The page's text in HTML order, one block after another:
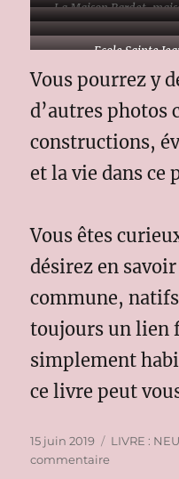
La Maison Bardet,
Ecole Sainte
Vous pourrez y
d’autres photos
constructions,
et la vie dans ce
Vous êtes
désirez en
commune,
toujours un lien
simplement
ce livre peut
Publié
le
15 juin 2019 Catégories
LIVRE :
commentairesur